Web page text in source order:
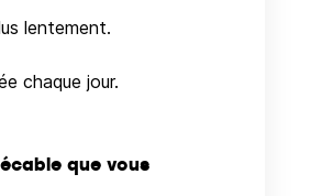
lentement.
chaque jour.
que vous